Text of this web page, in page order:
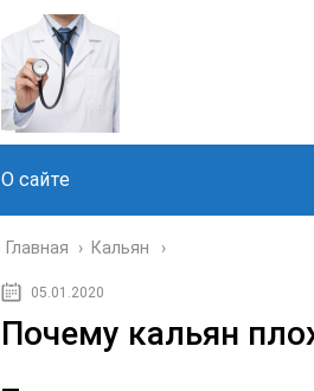
О сайте
Главная › Кальян
05.01.2020
Почему кальян